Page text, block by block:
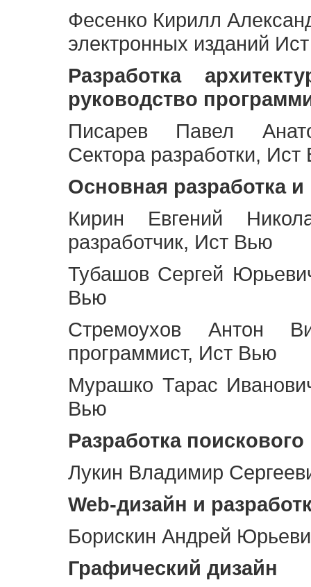
Фесенко Кирилл
электронных изданий
Разработка
руководство
Писарев Павел
Сектора разработки,
Основная разработка
Кирин Евгений
разработчик, Ист Вью
Тубашов Сергей
Вью
Стремоухов Антон
программист, Ист Вью
Мурашко Тарас
Вью
Разработка
Лукин Владимир
Web-дизайн и
Борискин Андрей
Графический дизайн